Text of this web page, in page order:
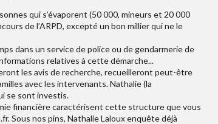
qui s’évaporent (50 000, mineurs et 20 000
de l’ARPD, excepté un bon millier qui ne le
dans un service de police ou de gendarmerie de
relatives à cette démarche...
les avis de recherche, recueilleront peut-être
avec les intervenants. Nathalie (la
se sont investis.
financière caractérisent cette structure que vous
Sous nos pins, Nathalie Laloux enquête déjà